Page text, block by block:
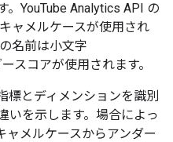
YouTube Analytics API の
ャメルケースが使用され
名前は小文字
スコアが使用されます。
標とディメンションを識別
いを示します。場合によっ
メルケースからアンダー